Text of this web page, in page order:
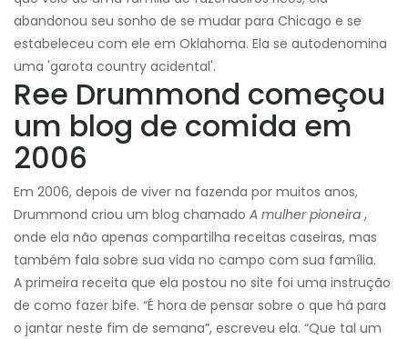
abandonou seu sonho de se mudar para Chicago e se
estabeleceu com ele em Oklahoma. Ela se autodenomina
uma 'garota country acidental'.
Ree Drummond começou
um blog de comida em
2006
Em 2006, depois de viver na fazenda por muitos anos,
Drummond criou um blog chamado A mulher pioneira ,
onde ela não apenas compartilha receitas caseiras, mas
também fala sobre sua vida no campo com sua família.
A primeira receita que ela postou no site foi uma instrução
de como fazer bife. “É hora de pensar sobre o que há para
o jantar neste fim de semana”, escreveu ela. “Que tal um